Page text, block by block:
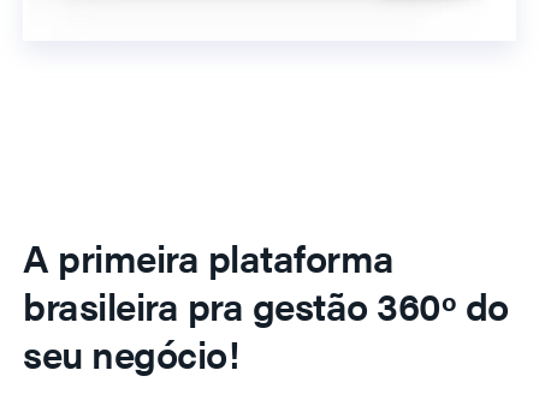
A primeira plataforma
brasileira pra gestão 360º do
seu negócio!